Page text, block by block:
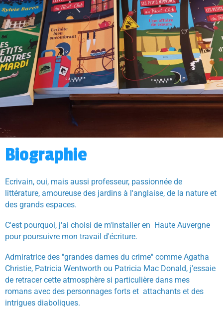
Biographie
Ecrivain, oui, mais aussi professeur, passionnée de
littérature, amoureuse des jardins à l'anglaise, de la nature et
des grands espaces.
C'est pourquoi, j'ai choisi de m'installer en Haute Auvergne
pour poursuivre mon travail d'écriture.
Admiratrice des "grandes dames du crime" comme Agatha
Christie, Patricia Wentworth ou Patricia Mac Donald, j'essaie
de retracer cette atmosphère si particulière dans mes
romans avec des personnages forts et attachants et des
intrigues diaboliques.